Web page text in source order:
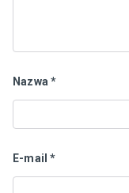
Nazwa*
E-mail*